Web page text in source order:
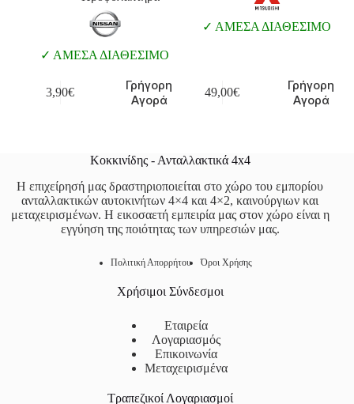
ΑΜΕΣΑ ΔΙΑΘΕΣΙΜΟ
3,90€
Γρήγορη
Αγορά
ΑΜΕΣΑ ΔΙΑΘΕΣΙΜΟ
49,00€
Γρήγορη
Αγορά
Κοκκινίδης - Ανταλλακτικά 4x4
Η επιχείρησή μας δραστηριοποιείται στο χώρο του εμπορίου
ανταλλακτικών αυτοκινήτων 4×4 και 4×2, καινούργιων και
μεταχειρισμένων. Η εικοσαετή εμπειρία μας στον χώρο είναι η
εγγύηση της ποιότητας των υπηρεσιών μας.
Πολιτική Απορρήτου Όροι Χρήσης
Χρήσιμοι Σύνδεσμοι
Εταιρεία
Λογαριασμός
Επικοινωνία
Μεταχειρισμένα
Τραπεζικοί Λογαριασμοί